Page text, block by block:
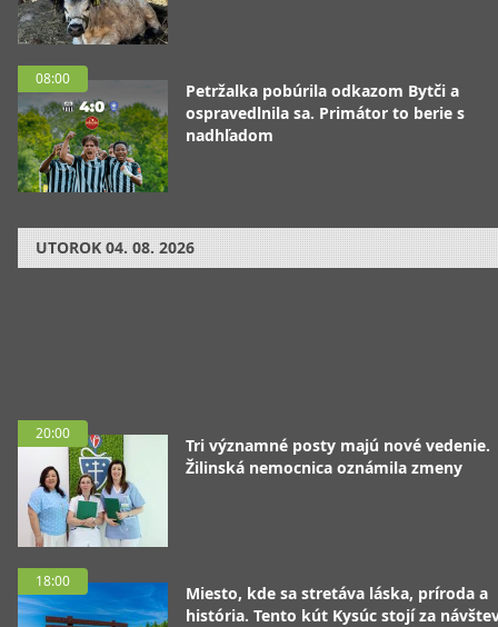
08:00
Petržalka pobúrila odkazom Bytči a
ospravedlnila sa. Primátor to berie s
nadhľadom
UTOROK 04. 08. 2026
20:00
Tri významné posty majú nové vedenie.
Žilinská nemocnica oznámila zmeny
18:00
Miesto, kde sa stretáva láska, príroda a
história. Tento kút Kysúc stojí za